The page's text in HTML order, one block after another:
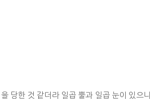
당한 것 같더라 일곱 뿔과 일곱 눈이 있으